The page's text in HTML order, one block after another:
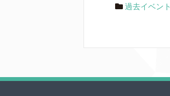
過去イベント